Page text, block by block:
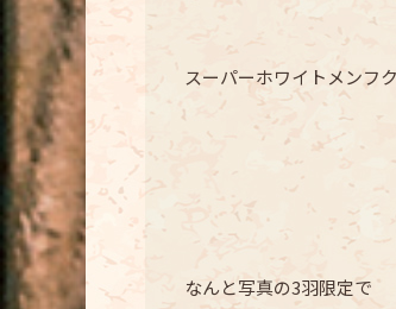
スーパーホワイトメンフ
なんと写真の3羽限定で